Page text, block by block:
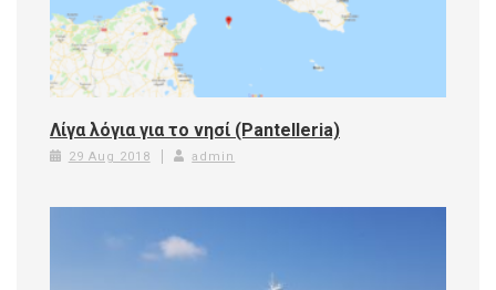
Λίγα λόγια για το νησί (Pantelleria)
29 Aug 2018 admin